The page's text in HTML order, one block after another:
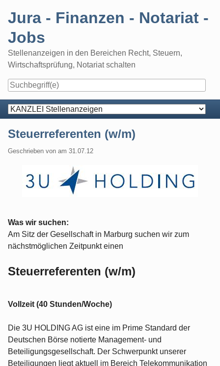
Jura - Finanzen - Notariat -
Jobs
Stellenanzeigen in den Bereichen Recht, Steuern,
Wirtschaftsprüfung, Notariat schalten
Navigation
Steuerreferenten (w/m)
Geschrieben von am 31.07.12
Was wir suchen:
Am Sitz der Gesellschaft in Marburg suchen wir zum
nächstmöglichen Zeitpunkt einen
Steuerreferenten (w/m)
Vollzeit (40 Stunden/Woche)
Die 3U HOLDING AG ist eine im Prime Standard der
Deutschen Börse notierte Management- und
Beteiligungsgesellschaft. Der Schwerpunkt unserer
Beteiligungen liegt aktuell im Bereich Telekommunikation